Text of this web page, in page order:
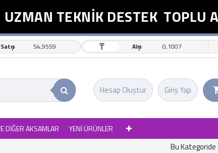
TEKNİK DESTEK TOPLU ALIM
Satış 54,9559 ₸ Alış 0,1007
Giriş Yap
Hesap Oluştur
DİĞER AKSAMLAR YENİ ÜRÜNLER
Bu Kategoride